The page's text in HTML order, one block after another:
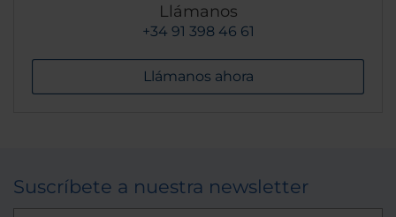
Llámanos
+34 91 398 46 61
Llámanos ahora
Suscríbete a nuestra newsletter